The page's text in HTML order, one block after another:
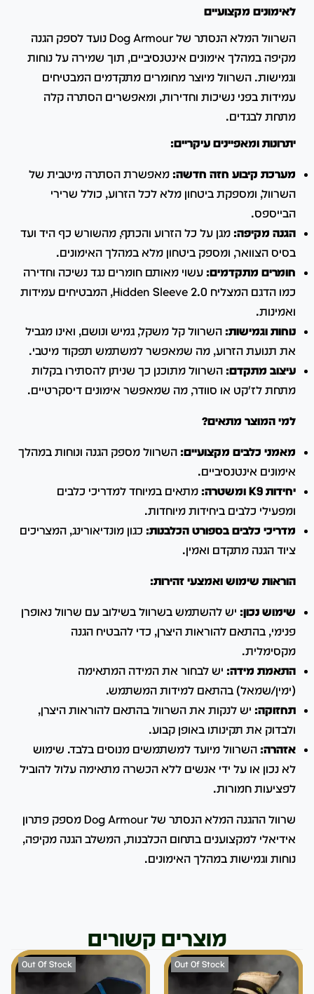
לאימונים מקצועיים
השרוול המלא הנסתר של Dog Armour נועד לספק הגנה
מקיפה במהלך אימונים אינטנסיביים, תוך שמירה על נוחות
וגמישות. השרוול מיוצר מחומרים מתקדמים המבטיחים
עמידות בפני נשיכות וחדירות, ומאפשרים הסתרה קלה
מתחת לבגדים.
יתרונות ומאפיינים עיקריים:
מערכת קיבוע חזה חדשה: מאפשרת הסתרה מיטבית של
השרוול, ומספקת ביטחון מלא לכל הזרוע, כולל שרירי
הבייספס.
הגנה מקיפה: מגן על כל הזרוע והכתף, מהשורש כף היד ועד
בסיס הצוואר, ומספק ביטחון מלא במהלך האימונים.
חומרים מתקדמים: עשוי מאותם חומרים נגד נשיכה וחדירה
כמו הדגם המצליח Hidden Sleeve 2.0, המבטיחים עמידות
ואמינות.
נוחות וגמישות: השרוול קל משקל, גמיש ונושם, ואינו מגביל
את תנועת הזרוע, מה שמאפשר למשתמש תפקוד מיטבי.
עיצוב מתקדם: השרוול מתוכנן כך שניתן להסתירו בקלות
מתחת לז'קט או סוודר, מה שמאפשר אימונים דיסקרטיים.
למי המוצר מתאים?
מאמני כלבים מקצועיים: השרוול מספק הגנה ונוחות במהלך
אימונים אינטנסיביים.
יחידות K9 ומשטרה:
מתאים במיוחד למדריכי כלבים
ומפעילי כלבים ביחידות מיוחדות.
מדריכי כלבים בספורט הכלבנות: כגון מונדיאורינג, המצריכים
ציוד הגנה מתקדם ואמין.
הוראות שימוש ואמצעי זהירות:
שימוש נכון: יש להשתמש בשרוול בשילוב עם שרוול נאופרן
פנימי, בהתאם להוראות היצרן, כדי להבטיח הגנה
מקסימלית.
התאמת מידה: יש לבחור את המידה המתאימה
(ימין/שמאל) בהתאם למידות המשתמש.
תחזוקה: יש לנקות את השרוול בהתאם להוראות היצרן,
ולבדוק את תקינותו באופן קבוע.
אזהרה: השרוול מיועד למשתמשים מנוסים בלבד. שימוש
לא נכון או על ידי אנשים ללא הכשרה מתאימה עלול להוביל
לפציעות חמורות.
שרוול ההגנה המלא הנסתר של Dog Armour מספק פתרון
אידיאלי למקצוענים בתחום הכלבנות, המשלב הגנה מקיפה,
נוחות וגמישות במהלך האימונים.
מוצרים קשורים
Out Of Stock
Out Of Stock